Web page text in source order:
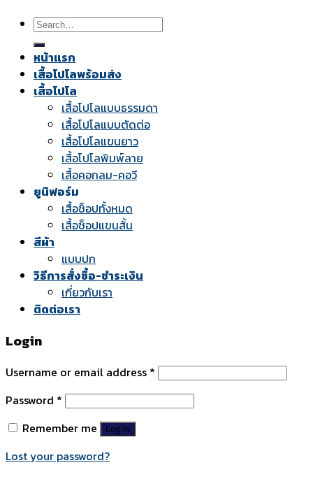
Search
for:
หน้าแรก
เสื้อโปโลพร้อมส่ง
เสื้อโปโล
เสื้อโปโลแบบธรรมดา
เสื้อโปโลแบบตัดต่อ
เสื้อโปโลแขนยาว
เสื้อโปโลพิมพ์ลาย
เสื้อคอกลม-คอวี
ยูนิฟอร์ม
เสื้อช็อปทั้งหมด
เสื้อช็อปแขนสั้น
สีผ้า
แบบปก
วิธีการสั่งซื้อ-ชำระเงิน
เกี่ยวกับเรา
ติดต่อเรา
Login
Username or email address *
Password *
Remember me
Log in
Lost your password?